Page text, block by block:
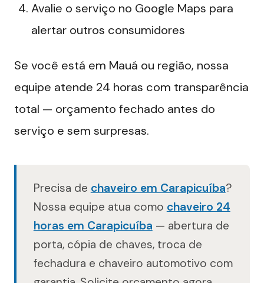
Avalie o serviço no Google Maps para
alertar outros consumidores
Se você está em Mauá ou região, nossa
equipe atende 24 horas com transparência
total — orçamento fechado antes do
serviço e sem surpresas.
Precisa de chaveiro em Carapicuíba?
Nossa equipe atua como chaveiro 24
horas em Carapicuíba — abertura de
porta, cópia de chaves, troca de
fechadura e chaveiro automotivo com